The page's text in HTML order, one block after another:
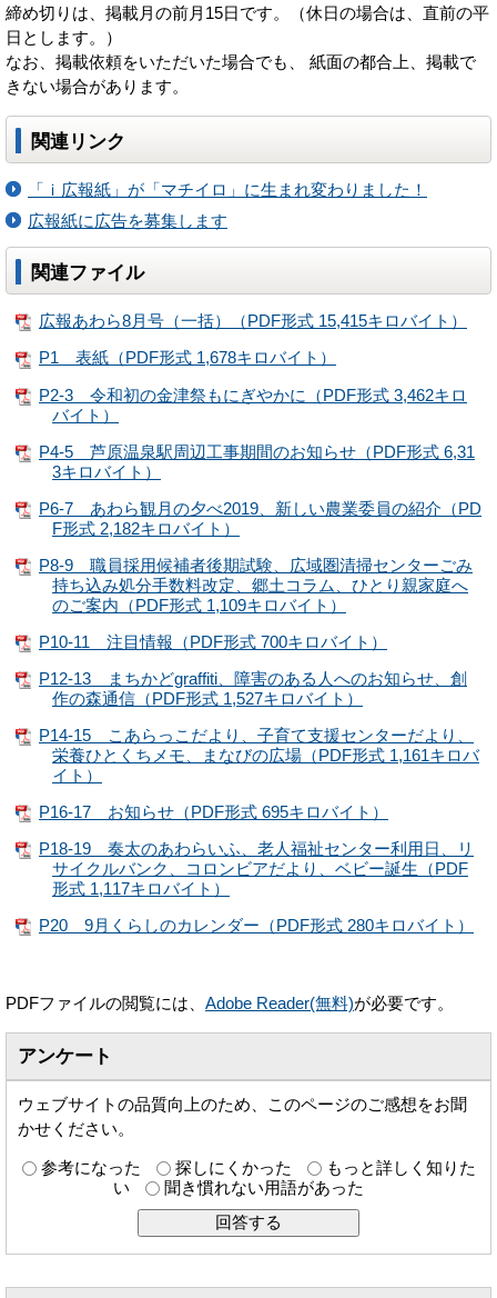
締め切りは、掲載月の前月15日です。（休日の場合は、直前の平
日とします。）
なお、掲載依頼をいただいた場合でも、 紙面の都合上、掲載で
きない場合があります。
関連リンク
「ｉ広報紙」が「マチイロ」に生まれ変わりました！
広報紙に広告を募集します
関連ファイル
広報あわら8月号（一括）（PDF形式 15,415キロバイト）
P1 表紙（PDF形式 1,678キロバイト）
P2-3 令和初の金津祭もにぎやかに（PDF形式 3,462キロ
バイト）
P4-5 芦原温泉駅周辺工事期間のお知らせ（PDF形式 6,31
3キロバイト）
P6-7 あわら観月の夕べ2019、新しい農業委員の紹介（PD
F形式 2,182キロバイト）
P8-9 職員採用候補者後期試験、広域圏清掃センターごみ
持ち込み処分手数料改定、郷土コラム、ひとり親家庭へ
のご案内（PDF形式 1,109キロバイト）
P10-11 注目情報（PDF形式 700キロバイト）
P12-13 まちかどgraffiti、障害のある人へのお知らせ、創
作の森通信（PDF形式 1,527キロバイト）
P14-15 こあらっこだより、子育て支援センターだより、
栄養ひとくちメモ、まなびの広場（PDF形式 1,161キロバ
イト）
P16-17 お知らせ（PDF形式 695キロバイト）
P18-19 奏太のあわらいふ、老人福祉センター利用日、リ
サイクルバンク、コロンビアだより、ベビー誕生（PDF
形式 1,117キロバイト）
P20 9月くらしのカレンダー（PDF形式 280キロバイト）
PDFファイルの閲覧には、 Adobe Reader(無料)が必要です。
アンケート
ウェブサイトの品質向上のため、このページのご感想をお聞
かせください。
参考になった 探しにくかった
もっと詳しく知りた
い
聞き慣れない用語があった